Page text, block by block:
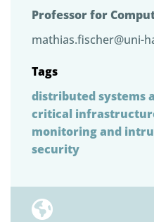
Professor for
mathias.fischer@uni-
Tags
distributed systems
critical
monitoring and
security